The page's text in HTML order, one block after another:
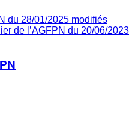
du 28/01/2025 modifiés
de l’AGFPN du 20/06/2023